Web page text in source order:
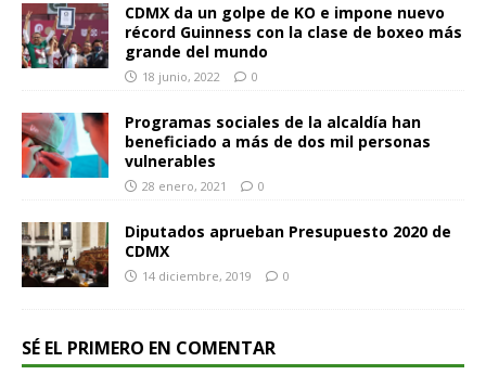
CDMX da un golpe de KO e impone nuevo
récord Guinness con la clase de boxeo más
grande del mundo
18 junio, 2022 0
Programas sociales de la alcaldía han
beneficiado a más de dos mil personas
vulnerables
28 enero, 2021 0
Diputados aprueban Presupuesto 2020 de
CDMX
14 diciembre, 2019 0
SÉ EL PRIMERO EN COMENTAR